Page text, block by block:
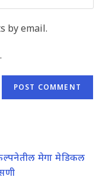
by email.
मेगा मेडिकल